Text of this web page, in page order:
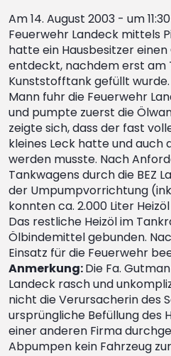
Am 14. August 2003 - um
Feuerwehr Landeck mittels
hatte ein Hausbesitzer
entdeckt, nachdem erst am
Kunststofftank gefüllt wurde.
Mann fuhr die Feuerwehr
und pumpte zuerst die
zeigte sich, dass der fast
kleines Leck hatte und auch
werden musste. Nach
Tankwagens durch die BEZ
der Umpumpvorrichtung
konnten ca. 2.000 Liter
Das restliche Heizöl im
Ölbindemittel gebunden.
Einsatz für die Feuerwehr
Anmerkung:Die Fa.
Landeck rasch und
nicht die Verursacherin des
ursprüngliche Befüllung des
einer anderen Firma
Abpumpen kein Fahrzeug